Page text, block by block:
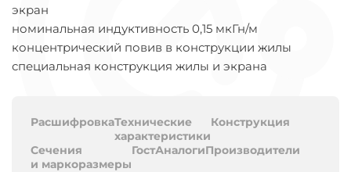
экран
номинальная индуктивность 0,15 мкГн/м
концентрический повив в конструкции жилы
специальная конструкция жилы и экрана
РасшифровкаТехнические
характеристики
Конструкция
Сечения
и маркоразмеры
ГостАналогиПроизводители